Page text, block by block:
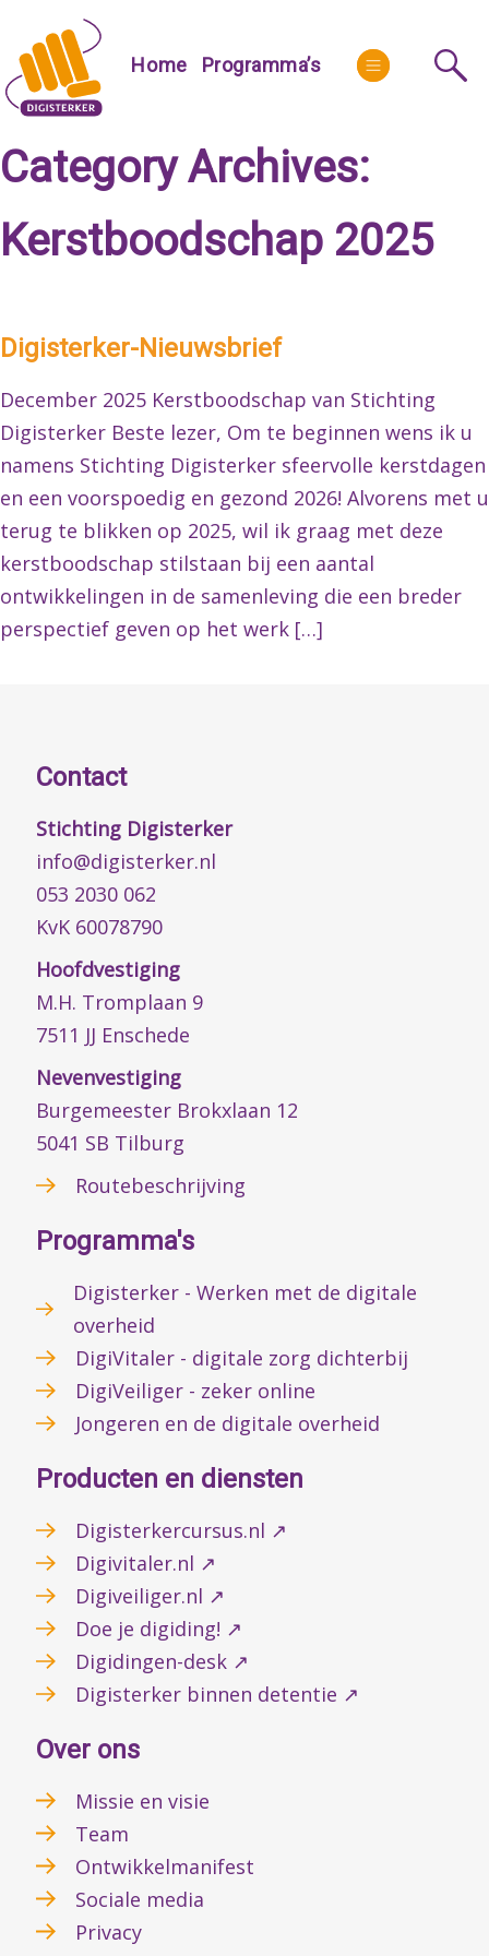
content
Home Programma’s More
Category Archives:
Kerstboodschap 2025
Digisterker-Nieuwsbrief
December 2025 Kerstboodschap van Stichting
Digisterker Beste lezer, Om te beginnen wens ik u
namens Stichting Digisterker sfeervolle kerstdagen
en een voorspoedig en gezond 2026! Alvorens met u
terug te blikken op 2025, wil ik graag met deze
kerstboodschap stilstaan bij een aantal
ontwikkelingen in de samenleving die een breder
perspectief geven op het werk […]
Contact
Stichting Digisterker
info@digisterker.nl
053 2030 062
KvK 60078790
Hoofdvestiging
M.H. Tromplaan 9
7511 JJ Enschede
Nevenvestiging
Burgemeester Brokxlaan 12
5041 SB Tilburg
Routebeschrijving
Programma's
Digisterker - Werken met de digitale
overheid
DigiVitaler - digitale zorg dichterbij
DigiVeiliger - zeker online
Jongeren en de digitale overheid
Producten en diensten
Digisterkercursus.nl ↗
Digivitaler.nl ↗
Digiveiliger.nl ↗
Doe je digiding! ↗
Digidingen-desk ↗
Digisterker binnen detentie ↗
Over ons
Missie en visie
Team
Ontwikkelmanifest
Sociale media
Privacy